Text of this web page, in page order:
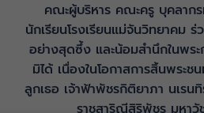
คณะผู้บริหาร คณะครู บุคลาก
นักเรียนโรงเรียนแม่จันวิทยาคม
อย่างสุดซึ้ง และน้อมสำนึกในพ
มิได้ เนื่องในโอกาสการสิ้นพระช
ลูกเธอ เจ้าฟ้าพัชรกิติยาภา นเร
ราชสาริณีสิริพัชร มหาวั